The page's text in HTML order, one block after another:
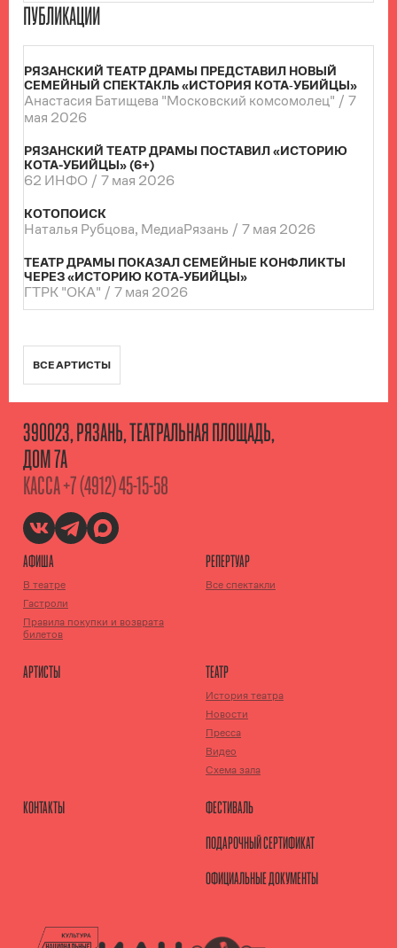
ПУБЛИКАЦИИ
РЯЗАНСКИЙ ТЕАТР ДРАМЫ ПРЕДСТАВИЛ НОВЫЙ
СЕМЕЙНЫЙ СПЕКТАКЛЬ «ИСТОРИЯ КОТА‑УБИЙЦЫ»
Анастасия Батищева "Московский комсомолец" / 7
мая 2026
РЯЗАНСКИЙ ТЕАТР ДРАМЫ ПОСТАВИЛ «ИСТОРИЮ
КОТА-УБИЙЦЫ» (6+)
62 ИНФО / 7 мая 2026
КОТОПОИСК
Наталья Рубцова, МедиаРязань / 7 мая 2026
ТЕАТР ДРАМЫ ПОКАЗАЛ СЕМЕЙНЫЕ КОНФЛИКТЫ
ЧЕРЕЗ «ИСТОРИЮ КОТА-УБИЙЦЫ»
ГТРК "ОКА" / 7 мая 2026
ВСЕ АРТИСТЫ
390023, РЯЗАНЬ, ТЕАТРАЛЬНАЯ ПЛОЩАДЬ,
ДОМ 7А
КАССА+7 (4912) 45-15-58
АФИША
В театре
Гастроли
Правила покупки и возврата
билетов
РЕПЕРТУАР
Все спектакли
АРТИСТЫ ТЕАТР
История театра
Новости
Пресса
Видео
Схема зала
КОНТАКТЫ
ФЕСТИВАЛЬ
ПОДАРОЧНЫЙ СЕРТИФИКАТ
ОФИЦИАЛЬНЫЕ ДОКУМЕНТЫ